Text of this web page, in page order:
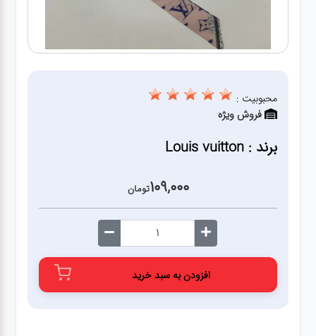
لباس
محبوبیت :
فروش ویژه
برند : Louis vuitton
109,000تومان
افزودن به سبد خرید